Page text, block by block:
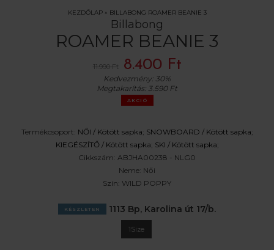
KEZDŐLAP» BILLABONG ROAMER BEANIE 3
Billabong
ROAMER BEANIE 3
11.990 Ft 8.400 Ft
Kedvezmény: 30%
Megtakarítás: 3.590 Ft
AKCIÓ
Termékcsoport: NŐI / Kötött sapka; SNOWBOARD / Kötött sapka;
KIEGÉSZÍTŐ / Kötött sapka; SKI / Kötött sapka;
Cikkszám: ABJHA00238 - NLG0
Neme: Női
Szín: WILD POPPY
KÉSZLETEN 1113 Bp, Karolina út 17/b.
1Size